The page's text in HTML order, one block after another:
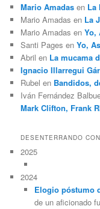
Mario Amadas en La
Mario Amadas en La
Mario Amadas enYo,
Santi Pages enYo,
Abril en La mucama
Ignacio Illarregui
Rubel en Bandidos,
Iván Fernández
Mark Clifton, Frank
DESENTERRANDO
2025
2024
Elogio póstumo
de un aficionado